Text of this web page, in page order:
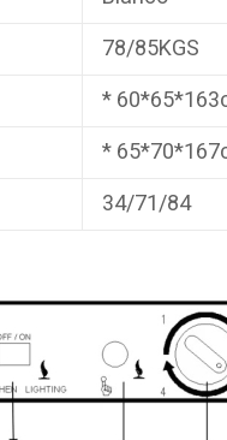
78/85KGS
*
*
34/71/84